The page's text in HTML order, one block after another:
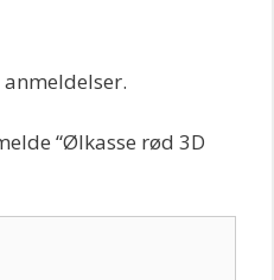
“Ølkasse rød 3D